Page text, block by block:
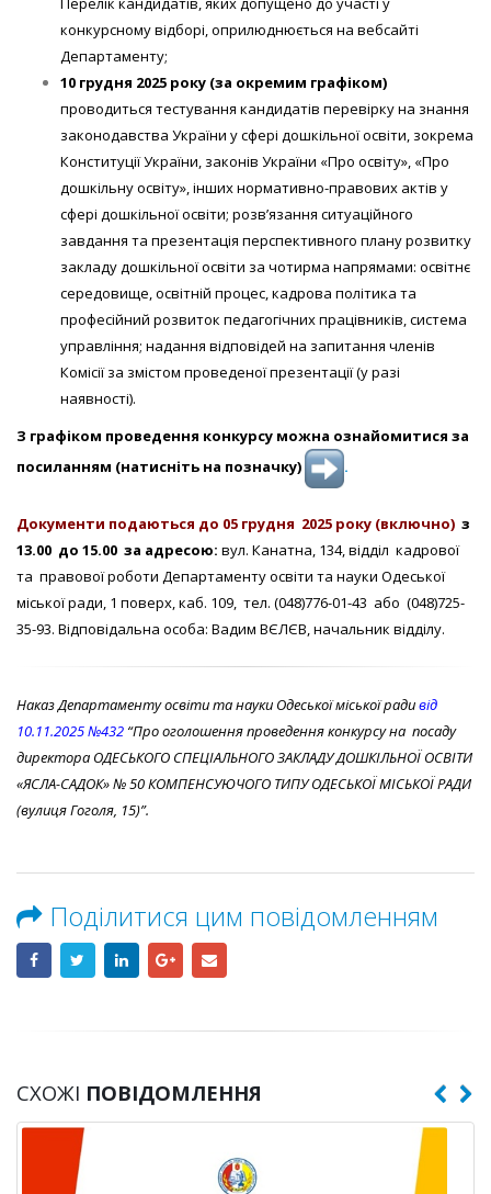
конкурсному відборі, оприлюднюється на вебсайті
Департаменту;
10 грудня 2025 року (за окремим графіком)
проводиться тестування кандидатів перевірку на знання
законодавства України у сфері дошкільної освіти, зокрема
Конституції України, законів України «Про освіту», «Про
дошкільну освіту», інших нормативно-правових актів у
сфері дошкільної освіти; розв’язання ситуаційного
завдання та презентація перспективного плану розвитку
закладу дошкільної освіти за чотирма напрямами: освітнє
середовище, освітній процес, кадрова політика та
професійний розвиток педагогічних працівників, система
управління; надання відповідей на запитання членів
Комісії за змістом проведеної презентації (у разі
наявності).
З графіком проведення конкурсу можна ознайомитися за
посиланням (натисніть на позначку)
.
Документи подаються до 05 грудня 2025 року (включно) з
13.00 до 15.00 за адресою: вул. Канатна, 134, відділ кадрової
та правової роботи Департаменту освіти та науки Одеської
міської ради, 1 поверх, каб. 109, тел. (048)776-01-43 або (048)725-
35-93. Відповідальна особа: Вадим ВЄЛЄВ, начальник відділу.
Наказ Департаменту освіти та науки Одеської міської радивід
10.11.2025 №432 “Про оголошення проведення конкурсу на посаду
директора ОДЕСЬКОГО СПЕЦІАЛЬНОГО ЗАКЛАДУ ДОШКІЛЬНОЇ ОСВІТИ
«ЯСЛА-САДОК» № 50 КОМПЕНСУЮЧОГО ТИПУ ОДЕСЬКОЇ МІСЬКОЇ РАДИ
(вулиця Гоголя, 15)”.
Поділитися цим повідомленням
СХОЖІ ПОВІДОМЛЕННЯ